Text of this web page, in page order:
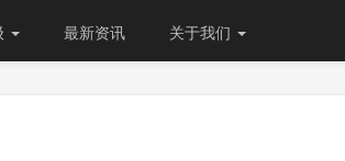
最新资讯 关于我们